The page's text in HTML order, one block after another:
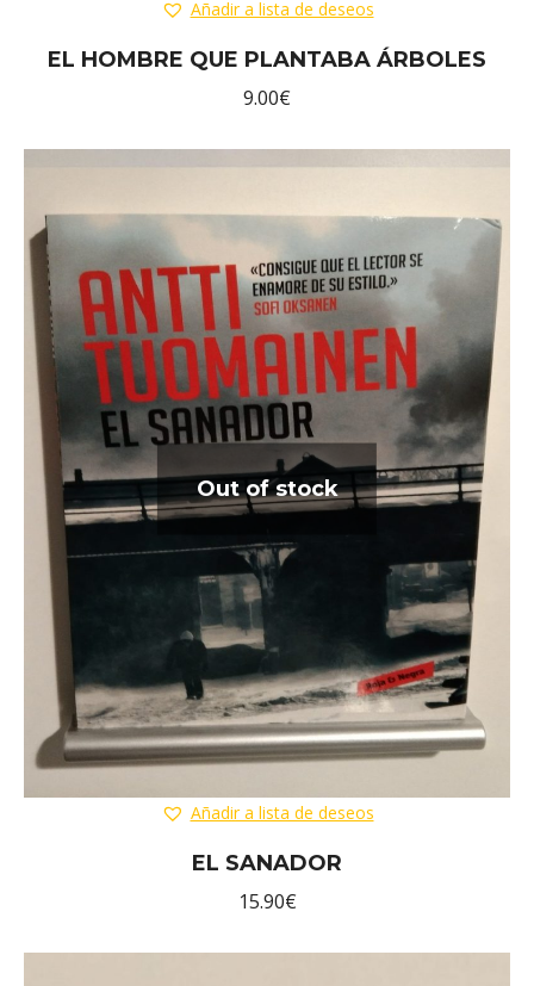
Añadir a lista de deseos
EL HOMBRE QUE PLANTABA ÁRBOLES
9.00€
Out of stock
Añadir a lista de deseos
EL SANADOR
15.90€